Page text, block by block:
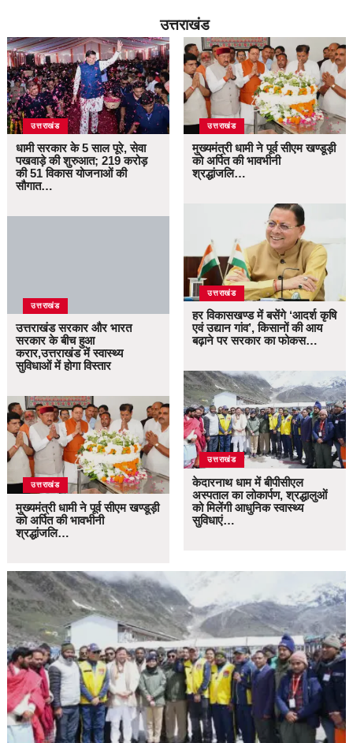
उत्तराखंड
उत्तराखंड
धामी सरकार के 5 साल पूरे, सेवा
पखवाड़े की शुरुआत; 219 करोड़
की 51 विकास योजनाओं की
सौगात…
उत्तराखंड
उत्तराखंड सरकार और भारत
सरकार के बीच हुआ
करार,उत्तराखंड में स्वास्थ्य
सुविधाओं में होगा विस्तार
उत्तराखंड
मुख्यमंत्री धामी ने पूर्व सीएम खण्डूड़ी
को अर्पित की भावभीनी
श्रद्धांजलि…
उत्तराखंड
मुख्यमंत्री धामी ने पूर्व सीएम खण्डूड़ी
को अर्पित की भावभीनी
श्रद्धांजलि…
उत्तराखंड
हर विकासखण्ड में बसेंगे ‘आदर्श कृषि
एवं उद्यान गांव’, किसानों की आय
बढ़ाने पर सरकार का फोकस…
उत्तराखंड
केदारनाथ धाम में बीपीसीएल
अस्पताल का लोकार्पण, श्रद्धालुओं
को मिलेंगी आधुनिक स्वास्थ्य
सुविधाएं…